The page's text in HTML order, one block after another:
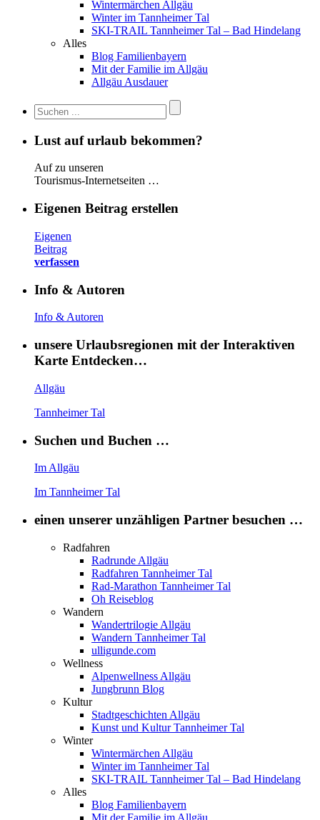
Wintermärchen Allgäu
Winter im Tannheimer Tal
SKI-TRAIL Tannheimer Tal – Bad Hindelang
Alles
Blog Familienbayern
Mit der Familie im Allgäu
Allgäu Ausdauer
Lust auf urlaub bekommen?
Auf zu unseren
Tourismus-Internetseiten …
Eigenen Beitrag erstellen
Eigenen
Beitrag
verfassen
Info & Autoren
Info & Autoren
unsere Urlaubsregionen mit der Interaktiven
Karte Entdecken…
Allgäu
Tannheimer Tal
Suchen und Buchen …
Im Allgäu
Im Tannheimer Tal
einen unserer unzähligen Partner besuchen …
Radfahren
Radrunde Allgäu
Radfahren Tannheimer Tal
Rad-Marathon Tannheimer Tal
Oh Reiseblog
Wandern
Wandertrilogie Allgäu
Wandern Tannheimer Tal
ulligunde.com
Wellness
Alpenwellness Allgäu
Jungbrunn Blog
Kultur
Stadtgeschichten Allgäu
Kunst und Kultur Tannheimer Tal
Winter
Wintermärchen Allgäu
Winter im Tannheimer Tal
SKI-TRAIL Tannheimer Tal – Bad Hindelang
Alles
Blog Familienbayern
Mit der Familie im Allgäu